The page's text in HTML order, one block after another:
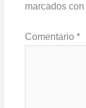
marcados con
Comentario *